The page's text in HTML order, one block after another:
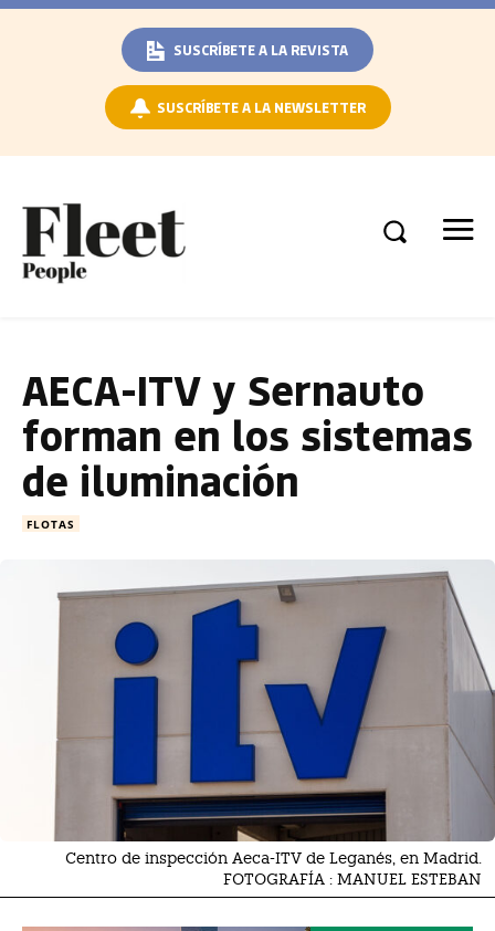
SUSCRÍBETE A LA REVISTA
SUSCRÍBETE A LA NEWSLETTER
AECA-ITV y Sernauto
forman en los sistemas
de iluminación
FLOTAS
Centro de inspección Aeca-ITV de Leganés, en Madrid.
FOTOGRAFÍA : MANUEL ESTEBAN